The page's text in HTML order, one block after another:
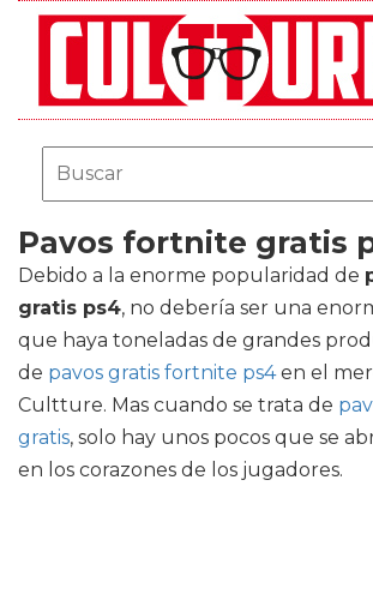
Pavos fortnite gratis
Debido a la enorme popularidad de
gratis ps4, no debería ser una
que haya toneladas de grandes
de pavos gratis fortnite ps4en el
Cultture. Mas cuando se trata de
gratis, solo hay unos pocos que se
en los corazones de los jugadores.